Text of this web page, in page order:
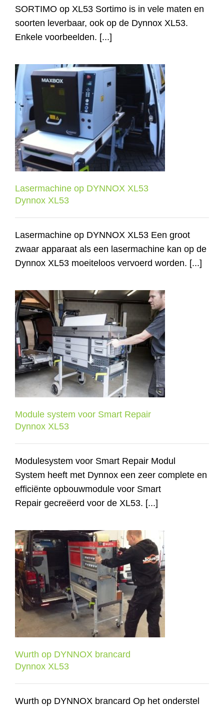
SORTIMO op XL53 Sortimo is in vele maten en
soorten leverbaar, ook op de Dynnox XL53.
Enkele voorbeelden. [...]
Lasermachine op DYNNOX XL53
Dynnox XL53
Lasermachine op DYNNOX XL53
Dynnox XL53
Lasermachine op DYNNOX XL53 Een groot
zwaar apparaat als een lasermachine kan op de
Dynnox XL53 moeiteloos vervoerd worden. [...]
Module system voor Smart Repair
Dynnox XL53
Module system voor Smart Repair
Dynnox XL53
Modulesystem voor Smart Repair Modul
System heeft met Dynnox een zeer complete en
efficiënte opbouwmodule voor Smart
Repair gecreëerd voor de XL53. [...]
Wurth op DYNNOX brancard
Dynnox XL53
Wurth op DYNNOX brancard
Dynnox XL53
Wurth op DYNNOX brancard Op het onderstel